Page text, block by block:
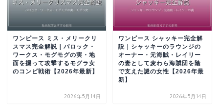
ワンピース ミス・メリークリ
スマス完全解説｜バロック・
ワークス・モグモグの実・地
面を掘って攻撃するモグラ女
のコンビ戦術【2026年最新】
2026年5月14日
ワンピース シャッキー完全解
説｜シャッキーのラウンジの
オーナー・元海賊・レイリー
の妻として麦わら海賊団を陰
で支えた謎の女性【2026年最
新】
2026年5月14日